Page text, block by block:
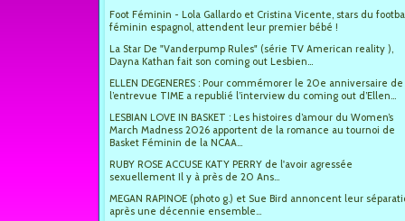
Foot Féminin - Lola Gallardo et Cristina Vicente, stars du
féminin espagnol, attendent leur premier bébé !
La Star De "Vanderpump Rules" (série TV American reality ),
Dayna Kathan fait son coming out Lesbien...
ELLEN DEGENERES : Pour commémorer le 20e anniversaire de
l’entrevue TIME a republié l’interview du coming out d’Ellen...
LESBIAN LOVE IN BASKET : Les histoires d’amour du Women’s
March Madness 2026 apportent de la romance au tournoi de
Basket Féminin de la NCAA...
RUBY ROSE ACCUSE KATY PERRY de l'avoir agressée
sexuellement Il y à près de 20 Ans...
MEGAN RAPINOE (photo g.) et Sue Bird annoncent leur
après une décennie ensemble...